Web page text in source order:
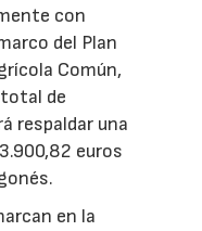
con
del Plan
Común,
total de
respaldar una
euros
en la